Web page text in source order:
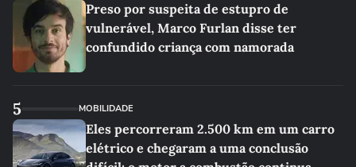
Preso por suspeita de estupro de
vulnerável, Marco Furlan disse ter
confundido criança com namorada
5 MOBILIDADE
Eles percorreram 2.500 km em um carro
elétrico e chegaram a uma conclusão